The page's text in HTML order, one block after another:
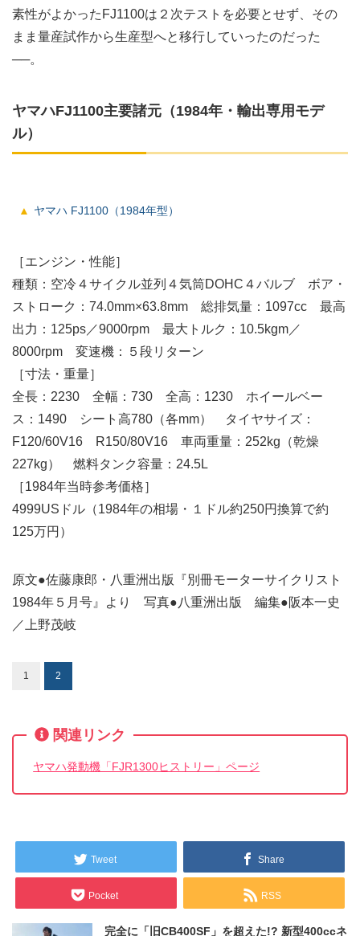
素性がよかったFJ1100は２次テストを必要とせず、その
まま量産試作から生産型へと移行していったのだった
──。
ヤマハFJ1100主要諸元（1984年・輸出専用モデ
ル）
ヤマハ FJ1100（1984年型）
［エンジン・性能］
種類：空冷４サイクル並列４気筒DOHC４バルブ ボア・
ストローク：74.0mm×63.8mm 総排気量：1097cc 最高
出力：125ps／9000rpm 最大トルク：10.5kgm／
8000rpm 変速機：５段リターン
［寸法・重量］
全長：2230 全幅：730 全高：1230 ホイールベー
ス：1490 シート高780（各mm） タイヤサイズ：
F120/60V16 R150/80V16 車両重量：252kg（乾燥
227kg） 燃料タンク容量：24.5L
［1984年当時参考価格］
4999USドル（1984年の相場・１ドル約250円換算で約
125万円）
原文●佐藤康郎・八重洲出版『別冊モーターサイクリスト
1984年５月号』より 写真●八重洲出版 編集●阪本一史
／上野茂岐
1 2
関連リンク
ヤマハ発動機「FJR1300ヒストリー」ページ
Tweet Share
Pocket RSS
完全に「旧CB400SF」を超えた!? 新型400ccネ